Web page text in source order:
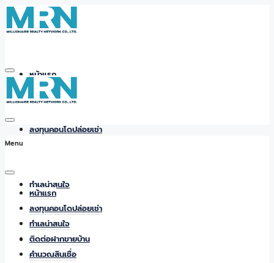
หน้าแรก
ลงทุนคอนโดปล่อยเช่า
ทำเลน่าสนใจ
ติดต่อฝากขายบ้าน
Menu
หน้าแรก
ลงทุนคอนโดปล่อยเช่า
ทำเลน่าสนใจ
ติดต่อฝากขายบ้าน
คำนวณสินเชื่อ